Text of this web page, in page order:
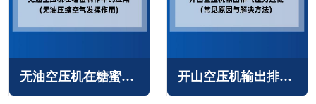
无油空压机在糖蜜制作中的应用(无油压缩空气发挥作用) 开山空压机输出排气压力过低怎么办(常见原因与解决方法)